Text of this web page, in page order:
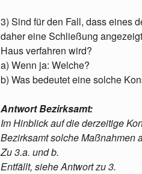
3) Sind für den Fall, dass eines
daher eine Schließung
Haus verfahren wird?
a) Wenn ja: Welche?
b) Was bedeutet eine solche
Antwort Bezirksamt:
Im Hinblick auf die derzeitige
Bezirksamt solche Maßnahmen
Zu 3.a. und b.
Entfällt, siehe Antwort zu 3.